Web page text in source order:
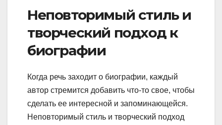
Неповторимый стиль и
творческий подход к
биографии
Когда речь заходит о биографии, каждый
автор стремится добавить что-то свое, чтобы
сделать ее интересной и запоминающейся.
Неповторимый стиль и творческий подход